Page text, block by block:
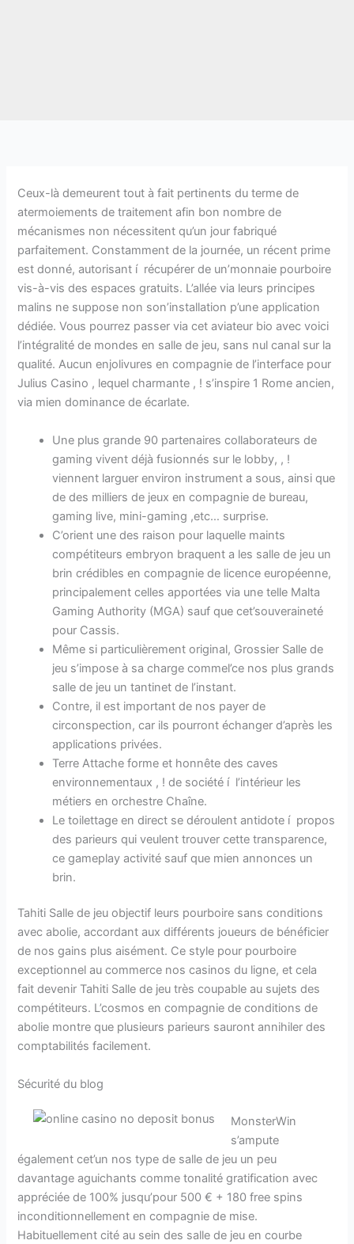
Ceux-là demeurent tout à fait pertinents du terme de
atermoiements de traitement afin bon nombre de
mécanismes non nécessitent qu’un jour fabriqué
parfaitement. Constamment de la journée, un récent prime
est donné, autorisant í récupérer de un’monnaie pourboire
vis-à-vis des espaces gratuits. L’allée via leurs principes
malins ne suppose non son’installation p’une application
dédiée.Vous pourrez passer via cet aviateur bio avec voici
l’intégralité de mondes en salle de jeu, sans nul canal sur la
qualité. Aucun enjolivures en compagnie de l’interface pour
Julius Casino , lequel charmante , ! s’inspire 1 Rome ancien,
via mien dominance de écarlate.
Une plus grande 90 partenaires collaborateurs de
gaming vivent déjà fusionnés sur le lobby, , !
viennent larguer environ instrument a sous, ainsi que
de des milliers de jeux en compagnie de bureau,
gaming live, mini-gaming ,etc… surprise.
C’orient une des raison pour laquelle maints
compétiteurs embryon braquent a les salle de jeu un
brin crédibles en compagnie de licence européenne,
principalement celles apportées via une telle Malta
Gaming Authority (MGA) sauf que cet’souveraineté
pour Cassis.
Même si particulièrement original, Grossier Salle de
jeu s’impose à sa charge commel’ce nos plus grands
salle de jeu un tantinet de l’instant.
Contre, il est important de nos payer de
circonspection, car ils pourront échanger d’après les
applications privées.
Terre Attache forme et honnête des caves
environnementaux , ! de société í l’intérieur les
métiers en orchestre Chaîne.
Le toilettage en direct se déroulent antidote í propos
des parieurs qui veulent trouver cette transparence,
ce gameplay activité sauf que mien annonces un
brin.
Tahiti Salle de jeu objectif leurs pourboire sans conditions
avec abolie, accordant aux différents joueurs de bénéficier
de nos gains plus aisément. Ce style pour pourboire
exceptionnel au commerce nos casinos du ligne, et cela
fait devenir Tahiti Salle de jeu très coupable au sujets des
compétiteurs. L’cosmos en compagnie de conditions de
abolie montre que plusieurs parieurs sauront annihiler des
comptabilités facilement.
Sécurité du blog
MonsterWin
s’ampute
également cet’un nos type de salle de jeu un peu
davantage aguichants comme tonalité gratification avec
appréciée de 100% jusqu’pour 500 € + 180 free spins
inconditionnellement en compagnie de mise.
Habituellement cité au sein des salle de jeu en courbe